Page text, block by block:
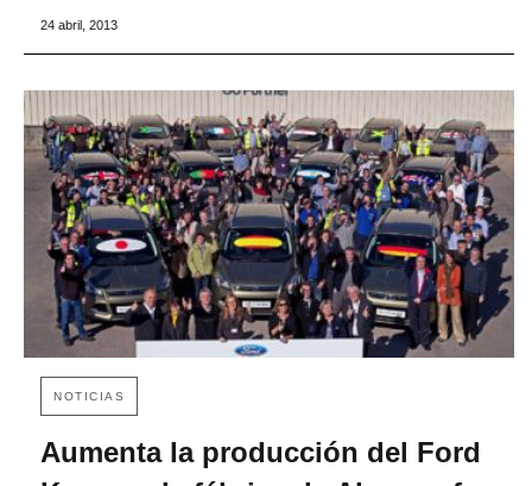
24 abril, 2013
NOTICIAS
Aumenta la producción del Ford